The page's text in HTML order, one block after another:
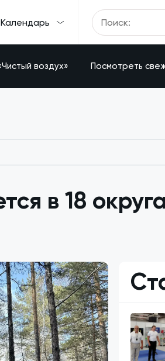
Календарь
воздух» Посмотреть
в 18